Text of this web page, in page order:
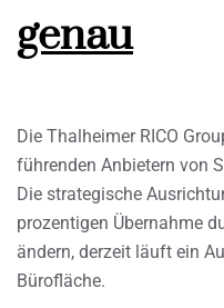
genau
Die Thalheimer RICO
führenden Anbietern von
Die strategische
prozentigen Übernahme
ändern, derzeit läuft ein
Bürofläche.